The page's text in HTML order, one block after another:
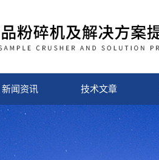
新闻资讯 技术文章